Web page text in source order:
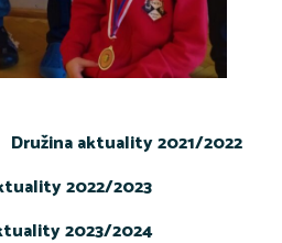
Družina aktuality 2021/2022
2022/2023
2023/2024